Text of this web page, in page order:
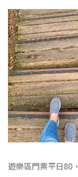
遊樂區門票平日80